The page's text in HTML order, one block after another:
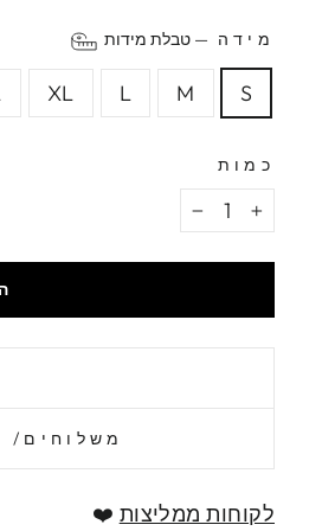
מידה — טבלת מידות
S
M
L
XL
כמות
− +
משלוחים/
לקוחות ממליצות ❤️